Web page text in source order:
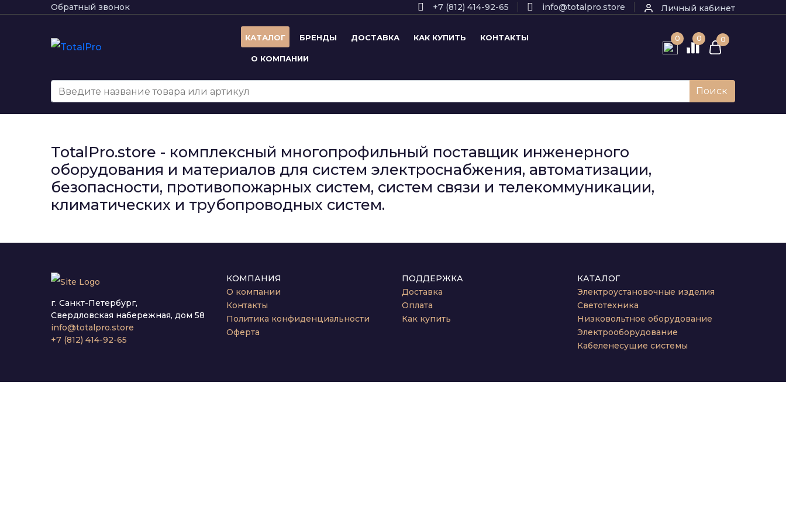
Обратный звонок +7 (812) 414-92-65 info@totalpro.store Личный кабинет
КАТАЛОГ БРЕНДЫ ДОСТАВКА КАК КУПИТЬ КОНТАКТЫ
О КОМПАНИИ
0 0 0
Поиск
TotalPro.store - комплексный многопрофильный поставщик инженерного
оборудования и материалов для систем электроснабжения, автоматизации,
безопасности, противопожарных систем, систем связи и телекоммуникации,
климатических и трубопроводных систем.
г. Санкт-Петербург,
Свердловская набережная, дом 58
info@totalpro.store
+7 (812) 414-92-65
КОМПАНИЯ
О компании
Контакты
Политика конфиденциальности
Оферта
ПОДДЕРЖКА
Доставка
Оплата
Как купить
КАТАЛОГ
Электроустановочные изделия
Светотехника
Низковольтное оборудование
Электрооборудование
Кабеленесущие системы